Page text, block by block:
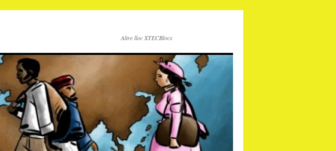
Altre lloc XTECBlocs